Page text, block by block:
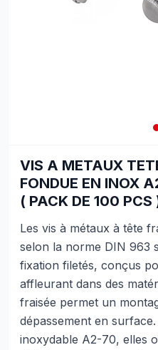
VIS A METAUX
FONDUE EN INOX
( PACK DE 100 PCS
Les vis à métaux à tête
selon la norme DIN 963
fixation filetés, conçus
affleurant dans des
fraisée permet un
dépassement en
inoxydable A2-70, elles